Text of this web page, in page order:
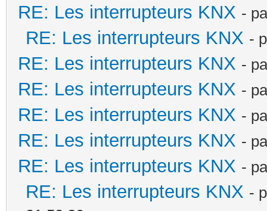
RE: Les interrupteurs KNX -
RE: Les interrupteurs KNX -
RE: Les interrupteurs KNX -
RE: Les interrupteurs KNX -
RE: Les interrupteurs KNX -
RE: Les interrupteurs KNX -
RE: Les interrupteurs KNX -
RE: Les interrupteurs KNX -